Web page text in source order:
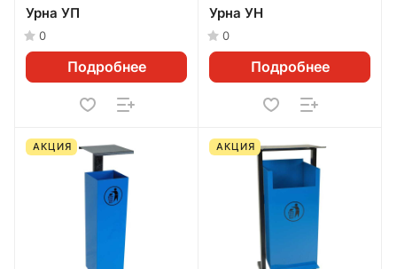
Урна УП
0
Подробнее
Урна УН
0
Подробнее
АКЦИЯ АКЦИЯ